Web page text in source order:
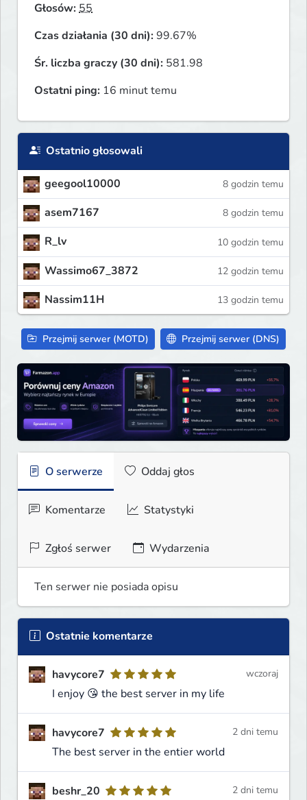
Głosów:55
Czas działania (30 dni):99.67%
Śr. liczba graczy (30 dni): 581.98
Ostatni ping: 16 minut temu
Ostatnio głosowali
geegool10000 8 godzin temu
asem7167 8 godzin temu
R_lv 10 godzin temu
Wassimo67_3872 12 godzin temu
Nassim11H 13 godzin temu
Przejmij serwer (MOTD) Przejmij serwer (DNS)
O serwerze Oddaj głos
Komentarze Statystyki
Zgłoś serwer Wydarzenia
Ten serwer nie posiada opisu
Ostatnie komentarze
havycore7
I enjoy 😘 the best server in my life
wczoraj
havycore7
The best server in the entier world
2 dni temu
beshr_20
2 dni temu